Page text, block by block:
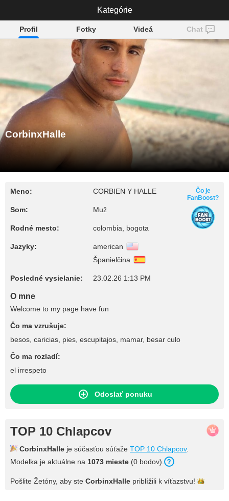
CorbinxHalle
Profil Fotky Videá Chat
CorbinxHalle
Meno: CORBIEN Y HALLE
Som: Muž
Rodné mesto: colombia, bogota
Jazyky:
american
Španielčina
Posledné vysielanie: 23.02.26 1:13 PM
Čo je
FanBoost?
O mne
Welcome to my page have fun
Čo ma vzrušuje:
besos, caricias, pies, escupitajos, mamar, besar culo
Čo ma rozladí:
el irrespeto
Odoslať ponuku
TOP 10 Chlapcov
CorbinxHalle je súčasťou súťaže TOP 10 Chlapcov.
Modelka je aktuálne na 1073 mieste (0 bodov).
Pošlite Žetóny, aby ste CorbinxHalle priblížili k víťazstvu!
Kategórie